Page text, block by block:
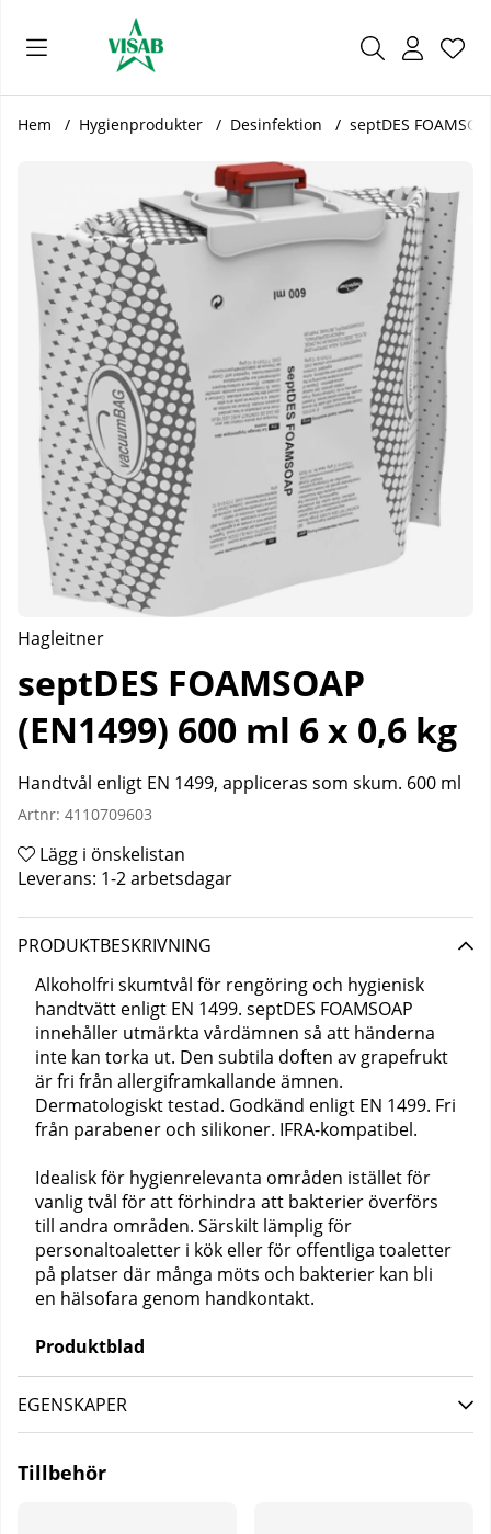
.
Hem Hygienprodukter Desinfektion septDES
Hagleitner
septDES FOAMSOAP
(EN1499) 600 ml 6 x 0,6 kg
Handtvål enligt EN 1499, appliceras som skum. 600 ml
Artnr: 4110709603
Lägg i önskelistan
Leverans: 1-2 arbetsdagar
PRODUKTBESKRIVNING
Alkoholfri skumtvål för rengöring och hygienisk
handtvätt enligt EN 1499. septDES FOAMSOAP
innehåller utmärkta vårdämnen så att händerna
inte kan torka ut. Den subtila doften av grapefrukt
är fri från allergiframkallande ämnen.
Dermatologiskt testad. Godkänd enligt EN 1499. Fri
från parabener och silikoner. IFRA-kompatibel.
Idealisk för hygienrelevanta områden istället för
vanlig tvål för att förhindra att bakterier överförs
till andra områden. Särskilt lämplig för
personaltoaletter i kök eller för offentliga toaletter
på platser där många möts och bakterier kan bli
en hälsofara genom handkontakt.
Produktblad
EGENSKAPER
Tillbehör